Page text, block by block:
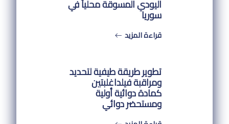
اليودي المسوقة محلياً في
سوريا
قراءة المزيد
تطوير طريقة طيفية لتحديد
ومراقبة فيلداغلبتين
كمادة دوائية أولية
ومستحضر دوائي